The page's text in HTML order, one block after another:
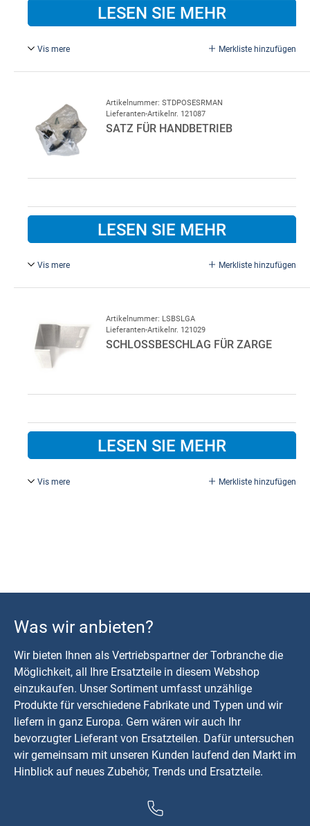
LESEN SIE MEHR
Vis mere Merkliste hinzufügen
Artikelnummer: STDPOSESRMAN
Lieferanten-Artikelnr. 121087
SATZ FÜR HANDBETRIEB
LESEN SIE MEHR
Vis mere Merkliste hinzufügen
Handgriff und Schloss ohne Zylinder.
Artikelnummer: LSBSLGA
Lieferanten-Artikelnr. 121029
SCHLOSSBESCHLAG FÜR ZARGE
LESEN SIE MEHR
Vis mere Merkliste hinzufügen
Was wir anbieten?
Wir bieten Ihnen als Vertriebspartner der Torbranche die
Möglichkeit, all Ihre Ersatzteile in diesem Webshop
einzukaufen. Unser Sortiment umfasst unzählige
Produkte für verschiedene Fabrikate und Typen und wir
liefern in ganz Europa. Gern wären wir auch Ihr
bevorzugter Lieferant von Ersatzteilen. Dafür untersuchen
wir gemeinsam mit unseren Kunden laufend den Markt im
Hinblick auf neues Zubehör, Trends und Ersatzteile.